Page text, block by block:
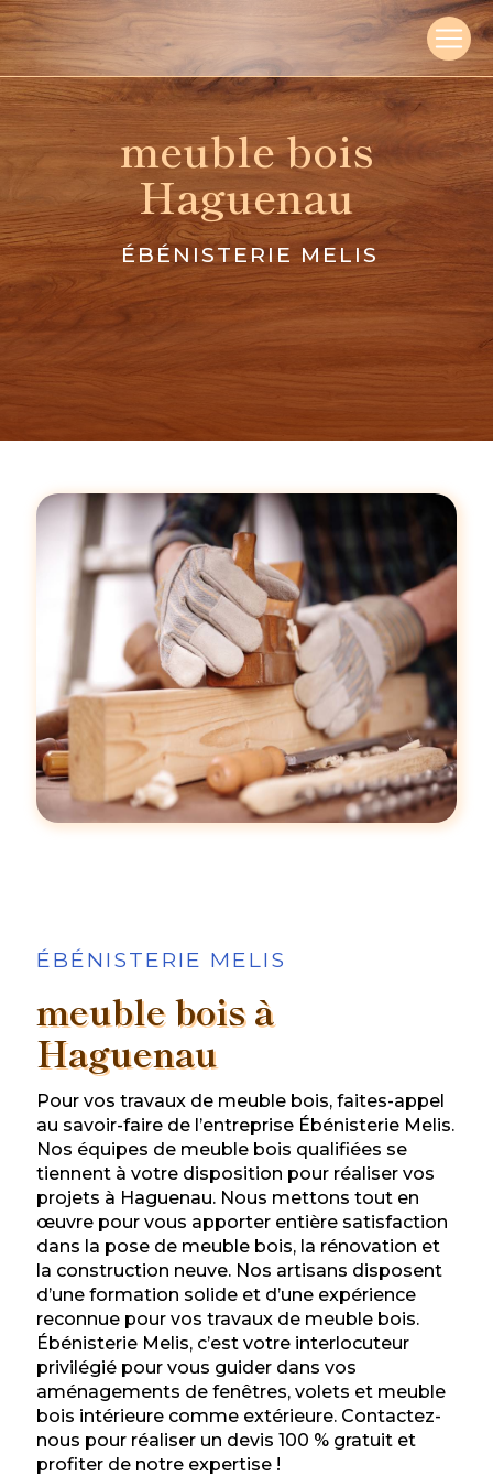
meuble bois
Haguenau
ÉBÉNISTERIE MELIS
ÉBÉNISTERIE MELIS
meuble bois à
Haguenau
Pour vos travaux de meuble bois, faites-appel
au savoir-faire de l’entreprise Ébénisterie Melis.
Nos équipes de meuble bois qualifiées se
tiennent à votre disposition pour réaliser vos
projets à Haguenau. Nous mettons tout en
œuvre pour vous apporter entière satisfaction
dans la pose de meuble bois, la rénovation et
la construction neuve. Nos artisans disposent
d’une formation solide et d’une expérience
reconnue pour vos travaux de meuble bois.
Ébénisterie Melis, c’est votre interlocuteur
privilégié pour vous guider dans vos
aménagements de fenêtres, volets et meuble
bois intérieure comme extérieure. Contactez-
nous pour réaliser un devis 100 % gratuit et
profiter de notre expertise !
Panneau de gestion des cookies